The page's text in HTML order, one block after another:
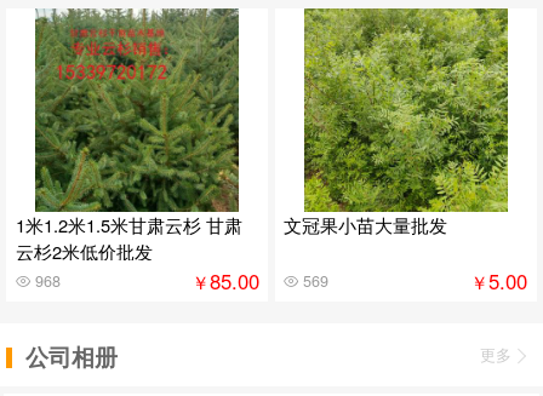
1米1.2米1.5米甘肃云杉 甘肃
云杉2米低价批发
968 ￥85.00
文冠果小苗大量批发
569 ￥5.00
公司相册 更多